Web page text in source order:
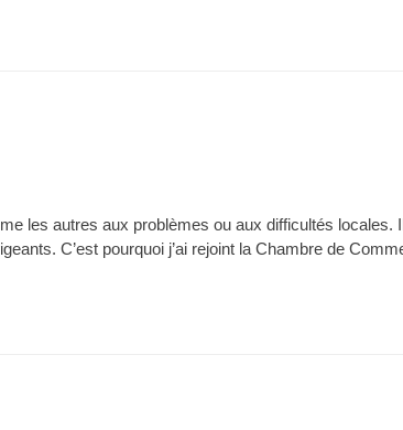
les autres aux problèmes ou aux difficultés locales.
C’est pourquoi j’ai rejoint la Chambre de